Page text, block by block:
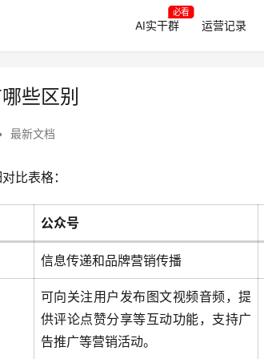
AI实干群
必看
运营记录
些区别
最新文档
比表格：
公众号
信息传递和品牌营销传播
可向关注用户发布图文视频音频，提
供评论点赞分享等互动功能，支持广
告推广等营销活动。